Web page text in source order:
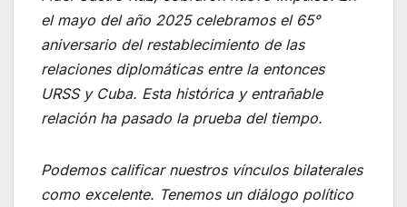
el mayo del año 2025 celebramos el 65°
aniversario del restablecimiento de las
relaciones diplomáticas entre la entonces
URSS y Cuba. Esta histórica y entrañable
relación ha pasado la prueba del tiempo.
Podemos calificar nuestros vínculos bilaterales
como excelente. Tenemos un diálogo político